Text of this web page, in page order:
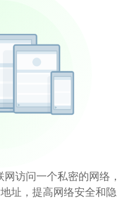
访问一个私密的网络，
址，提高网络安全和隐